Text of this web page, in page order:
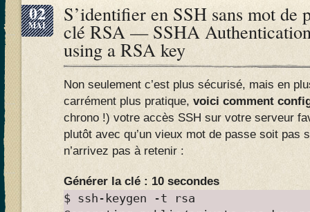
02
MAI S’identifier en SSH sans mot de
clé RSA — SSHA
using a RSA key
Non seulement c’est plus sécurisé, mais en
carrément plus pratique, voici comment
chrono !) votre accès SSH sur votre serveur
plutôt avec qu’un vieux mot de passe soit pas
n’arrivez pas à retenir :
Générer la clé : 10 secondes
$ ssh-keygen -t rsa